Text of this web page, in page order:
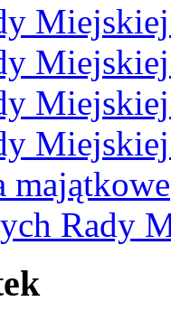
majątkowe
Rady